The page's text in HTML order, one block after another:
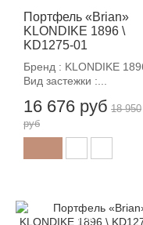
Портфель «Brian»
KLONDIKE 1896 \
KD1275-01
Бренд : KLONDIKE
Вид застежки :...
16 676 руб 18 950
руб
-12%